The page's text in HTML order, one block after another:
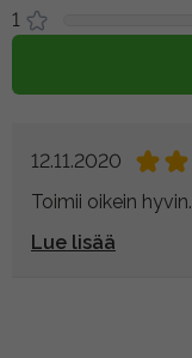
1
12.11.2020
Toimii oikein hyvin.
Lue lisää